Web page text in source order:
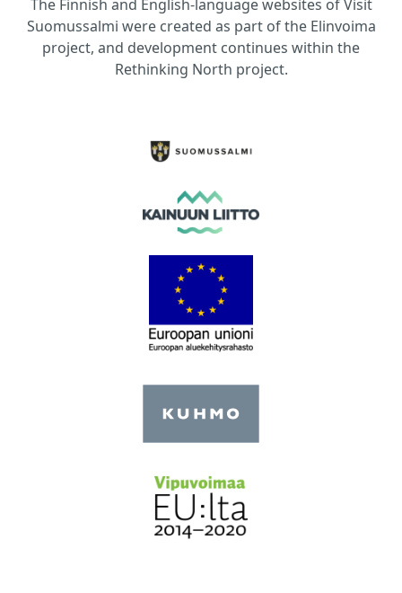
The Finnish and English-language websites of Visit
Suomussalmi were created as part of the Elinvoima
project, and development continues within the
Rethinking North project.